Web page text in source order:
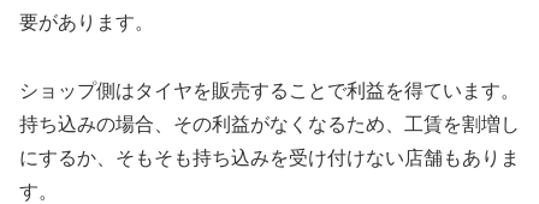
要があります。
ショップ側はタイヤを販売することで利益を得ています。
持ち込みの場合、その利益がなくなるため、工賃を割増し
にするか、そもそも持ち込みを受け付けない店舗もありま
す。